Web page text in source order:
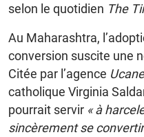
selon le quotidien The
Au Maharashtra,
conversion suscite une
Citée par l’agence
catholique Virginia
pourrait servir « à
sincèrement se